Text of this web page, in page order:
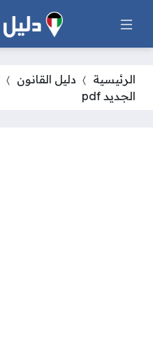
الرئيسية دليل القانون
الجديد pdf